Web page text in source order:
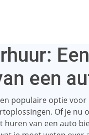
een
populaire optie
Of je nu
huren van een auto